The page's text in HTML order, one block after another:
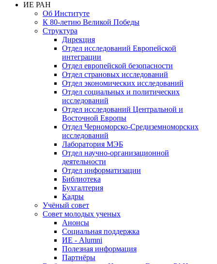
ИЕ РАН
Об Институте
К 80-летию Великой Победы
Структура
Дирекция
Отдел исследований Европейской
интеграции
Отдел европейской безопасности
Отдел страновых исследований
Отдел экономических исследований
Отдел социальных и политических
исследований
Отдел исследований Центральной и
Восточной Европы
Отдел Черноморско-Средиземноморских
исследований
Лаборатория МЭБ
Отдел научно-организационной
деятельности
Отдел информатизации
Библиотека
Бухгалтерия
Кадры
Учёный совет
Совет молодых ученых
Анонсы
Социальная поддержка
ИЕ - Alumni
Полезная информация
Партнёры